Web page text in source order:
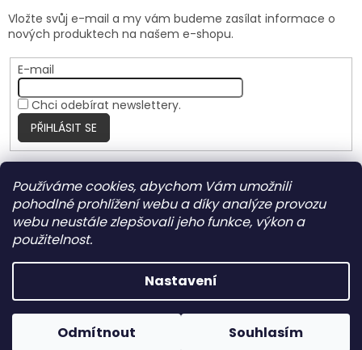
Používáme cookies, abychom Vám umožnili
pohodlné prohlížení webu a díky analýze provozu
webu neustále zlepšovali jeho funkce, výkon a
použitelnost.
Nastavení
Odmítnout Souhlasím
Vložte svůj e-mail a my vám budeme zasílat informace o
nových produktech na našem e-shopu.
E-mail
Chci odebírat newslettery.
PŘIHLÁSIT SE
Nite Ize Czech
Vytvořil Shoptet
Copyright 2026HARRANT. Všechna práva vyhrazena.
Upravit nastavení cookies